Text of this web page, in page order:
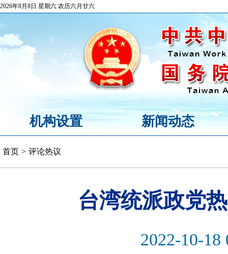
2026年8月8日 星期六 农历六月廿六
机构设置 新闻动态
首页 > 评论热议
台湾统派政党
2022-10-18